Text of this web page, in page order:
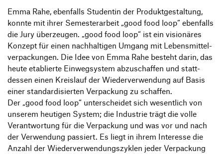
Emma Rahe, eben­falls Studentin der Produkt­ge­stal­tung,
konnte mit ihrer Semes­ter­ar­beit „good food loop“ eben­falls
die Jury über­zeugen. „good food loop“ ist ein visio­näres
Konzept für einen nach­hal­tigen Umgang mit Lebens­mit­tel­
ver­pa­ckungen. Die Idee von Emma Rahe besteht darin, das
heute etablierte Einweg­system abzu­schaffen und statt­
dessen einen Kreis­lauf der Wieder­ver­wen­dung auf Basis
einer stan­dar­di­sierten Verpa­ckung zu schaffen.
Der „good food loop“ unter­scheidet sich wesent­lich von
unserem heutigen System; die Indus­trie trägt die volle
Verant­wor­tung für die Verpa­ckung und was vor und nach
der Verwen­dung passiert. Es liegt in ihrem Inter­esse die
Anzahl der Wieder­ver­wen­dungs­zy­klen jeder Verpa­ckung